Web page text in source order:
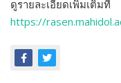
ดูรายละเอียดเพิ่มเติมที่
https://